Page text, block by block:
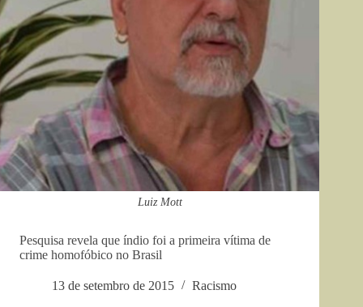
Luiz Mott
Pesquisa revela que índio foi a primeira vítima de
crime homofóbico no Brasil
13 de setembro de 2015 Racismo